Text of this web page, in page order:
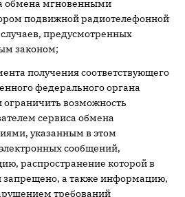
обмена мгновенными
подвижной радиотелефонной
предусмотренных
законом;
получения соответствующего
федерального органа
ограничить возможность
сервиса обмена
указанным в этом
сообщений,
распространение которой в
запрещено, а также информацию,
требований